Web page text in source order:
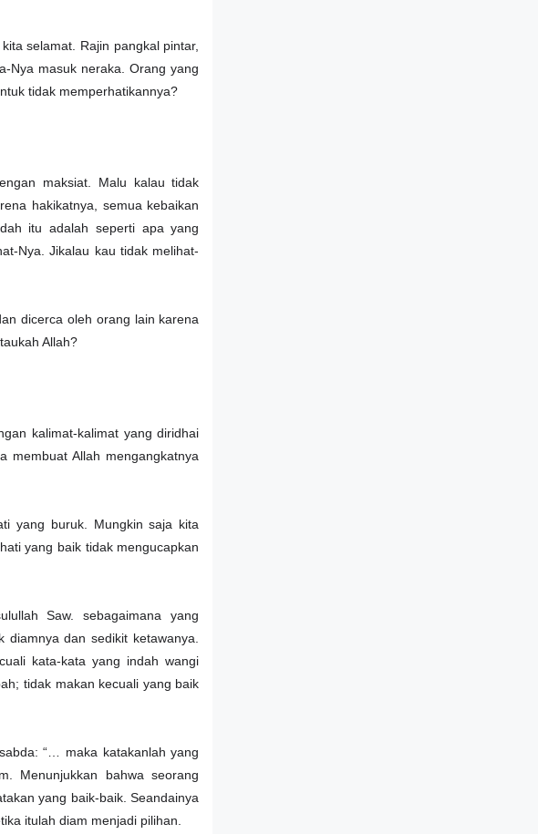
selamat. Rajin pangkal pintar,
Nya masuk neraka. Orang yang
tidak memperhatikannya?
maksiat. Malu kalau tidak
hakikatnya, semua kebaikan
itu adalah seperti apa yang
Nya. Jikalau kau tidak melihat-
dicerca oleh orang lain karena
Allah?
kalimat-kalimat yang diridhai
membuat Allah mengangkatnya
yang buruk. Mungkin saja kita
yang baik tidak mengucapkan
Saw. sebagaimana yang
diamnya dan sedikit ketawanya.
kata-kata yang indah wangi
tidak makan kecuali yang baik
“… maka katakanlah yang
Menunjukkan bahwa seorang
yang baik-baik. Seandainya
itulah diam menjadi pilihan.